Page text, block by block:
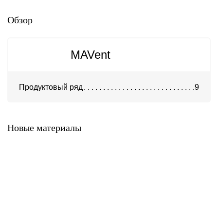
Обзор
MAVent
Продуктовый ряд 9
Новые материалы